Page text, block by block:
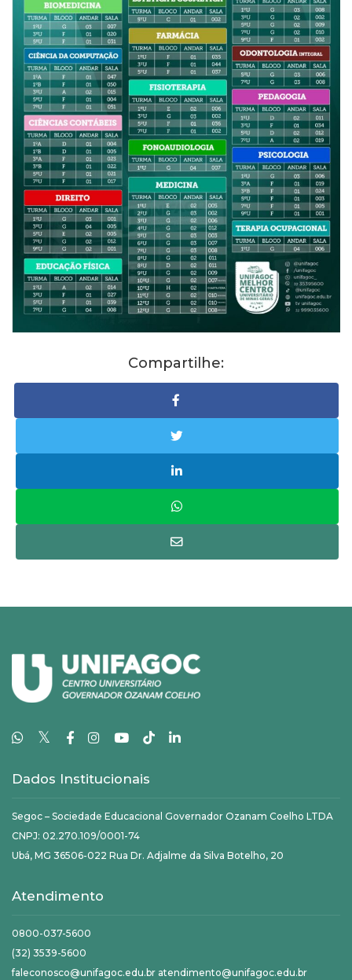
Compartilhe:
𝕏
Dados Institucionais
Segoc – Sociedade Educacional Governador Ozanam Coelho LTDA
CNPJ: 02.270.109/0001-74
Ubá, MG 36506-022 Rua Dr. Adjalme da Silva Botelho, 20
Atendimento
0800-037-5600
(32) 3539-5600
faleconosco@unifagoc.edu.br atendimento@unifagoc.edu.br